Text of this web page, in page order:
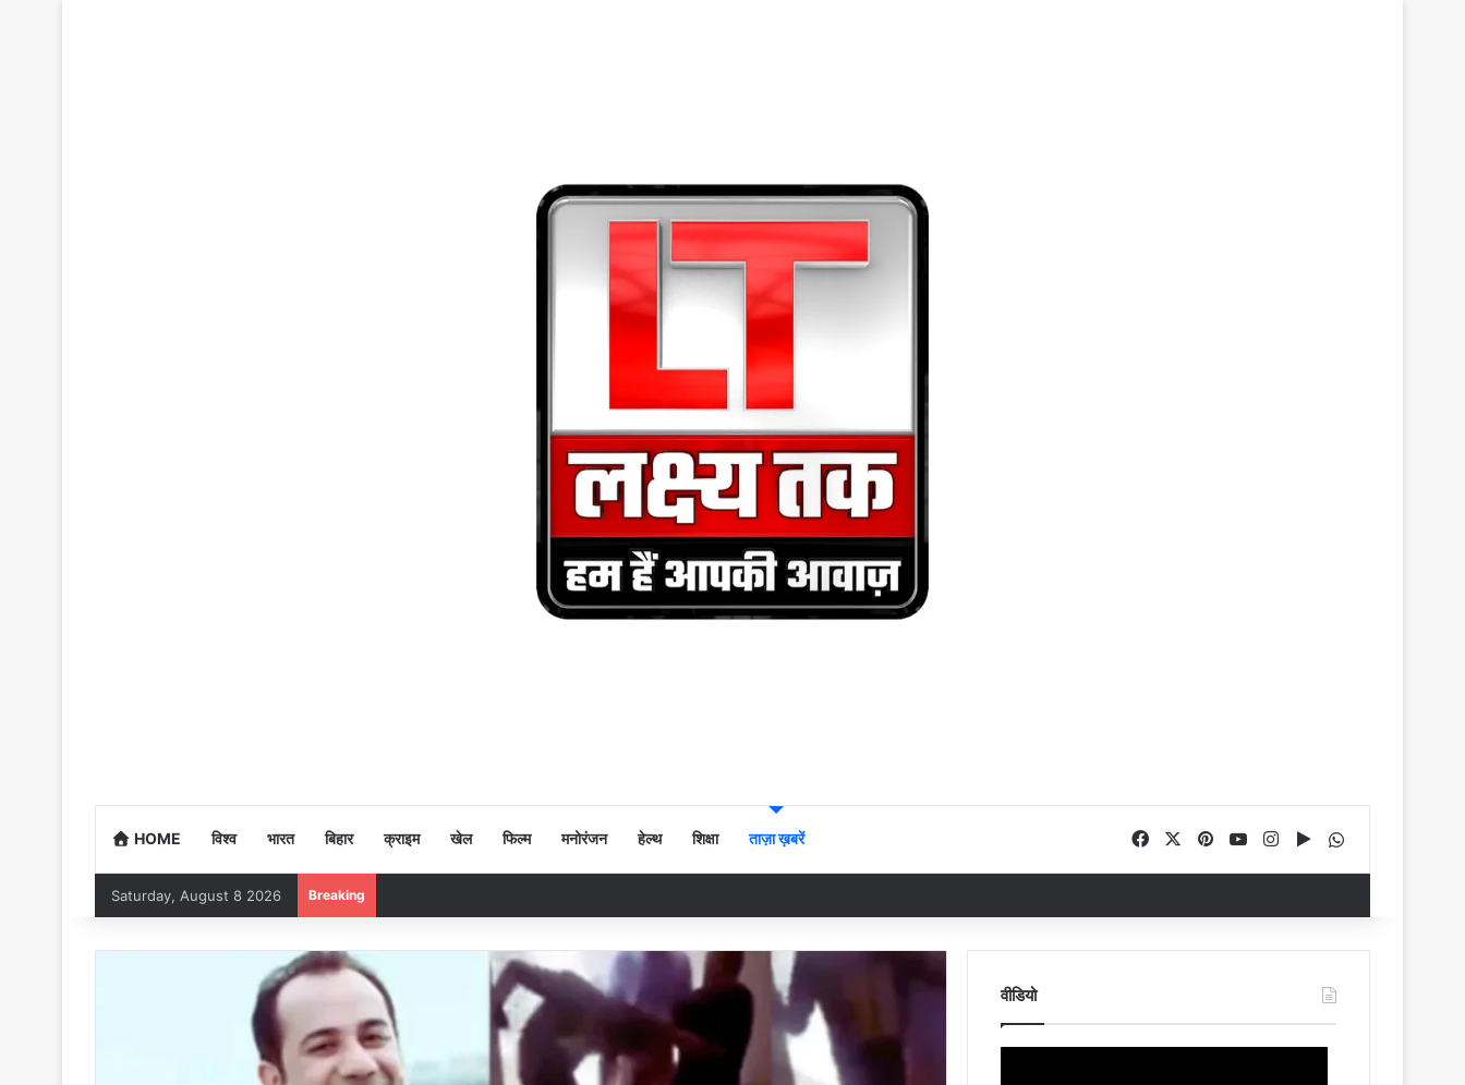
HOME विश्व भारत बिहार क्राइम खेल फिल्म मनोरंजन हेल्थ शिक्षा ताज़ा ख़बरें FacebookPinterestYouTubeInstagram
Google Play
Saturday, August 8 2026 Breaking
वीडियो